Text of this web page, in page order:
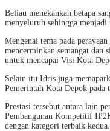
Beliau menekankan betapa
menyeluruh sehingga
Mengenai tema pada
mencerminkan semangat dan
untuk mencapai Visi Kota
Selain itu Idris juga
Pemerintah Kota Depok pada
Prestasi tersebut antara lain
Pembangunan Kompetitif
dengan kategori terbaik kedua.